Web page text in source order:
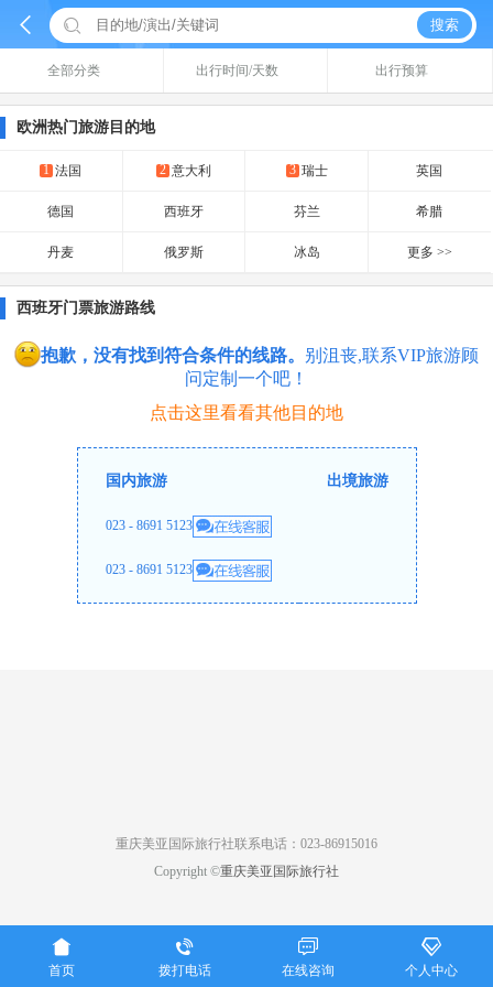
  搜索
全部分类 出行时间/天数 出行预算
欧洲热门旅游目的地
1 法国 2 意大利 3 瑞士 英国
德国 西班牙 芬兰 希腊
丹麦 俄罗斯 冰岛 更多 >>
西班牙门票旅游路线
抱歉，没有找到符合条件的线路。 别沮丧,联系VIP旅游顾
问定制一个吧！
点击这里看看其他目的地
国内旅游
023 - 8691 5123
023 - 8691 5123
出境旅游
重庆美亚国际旅行社联系电话：023-86915016
Copyright ©重庆美亚国际旅行社

首页

拨打电话

在线咨询

个人中心